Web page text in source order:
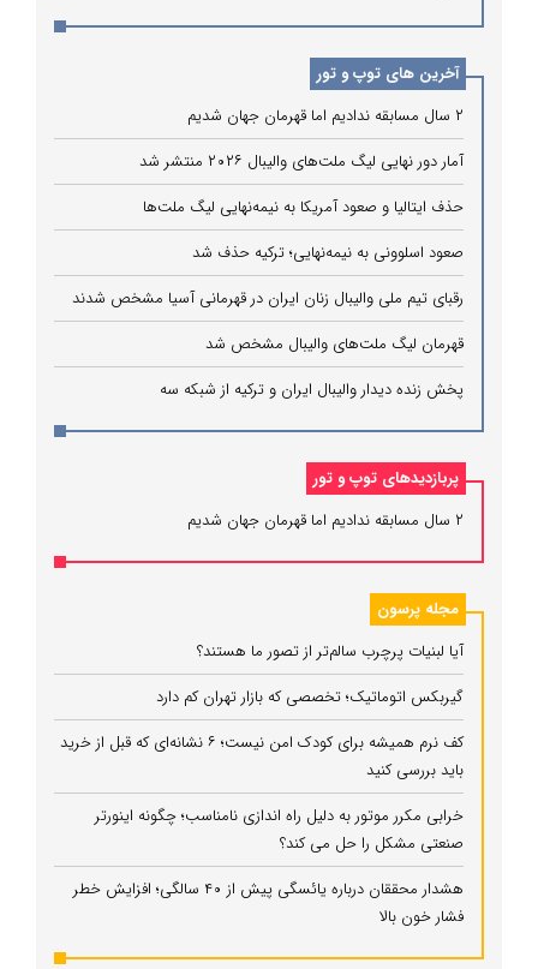
آخرین های توپ و تور
۲ سال مسابقه ندادیم اما قهرمان جهان شدیم
آمار دور نهایی لیگ ملت‌های والیبال ۲۰۲۶ منتشر شد
حذف ایتالیا و صعود آمریکا به نیمه‌نهایی لیگ ملت‌ها
صعود اسلوونی به نیمه‌نهایی؛ ترکیه حذف شد
رقبای تیم ملی والیبال زنان ایران در قهرمانی آسیا مشخص شدند
قهرمان لیگ ملت‌های والیبال مشخص شد
پخش زنده دیدار والیبال ایران و ترکیه از شبکه سه
پربازدیدهای توپ و تور
۲ سال مسابقه ندادیم اما قهرمان جهان شدیم
مجله پرسون
آیا لبنیات پرچرب سالم‌تر از تصور ما هستند؟
گیربکس اتوماتیک؛ تخصصی که بازار تهران کم دارد
کف نرم همیشه برای کودک امن نیست؛ ۶ نشانه‌ای که قبل از خرید
باید بررسی کنید
خرابی مکرر موتور به دلیل راه‌ اندازی نامناسب؛ چگونه اینورتر
صنعتی مشکل را حل می‌ کند؟
هشدار محققان درباره یائسگی پیش از ۴۰ سالگی؛ افزایش خطر
فشار خون بالا